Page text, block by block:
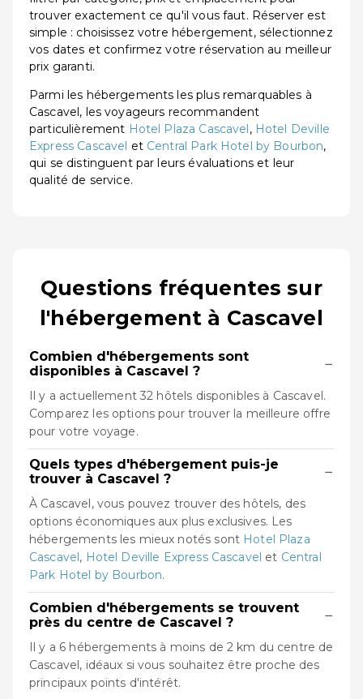
trouver exactement ce qu'il vous faut. Réserver est
simple : choisissez votre hébergement, sélectionnez
vos dates et confirmez votre réservation au meilleur
prix garanti.
Parmi les hébergements les plus remarquables à
Cascavel, les voyageurs recommandent
particulièrement Hotel Plaza Cascavel, Hotel Deville
Express Cascavel et Central Park Hotel by Bourbon,
qui se distinguent par leurs évaluations et leur
qualité de service.
Questions fréquentes sur
l'hébergement à Cascavel
Combien d'hébergements sont
disponibles à Cascavel ?
−
Il y a actuellement 32 hôtels disponibles à Cascavel.
Comparez les options pour trouver la meilleure offre
pour votre voyage.
Quels types d'hébergement puis-je
trouver à Cascavel ?
−
À Cascavel, vous pouvez trouver des hôtels, des
options économiques aux plus exclusives. Les
hébergements les mieux notés sont Hotel Plaza
Cascavel, Hotel Deville Express Cascavel et Central
Park Hotel by Bourbon.
Combien d'hébergements se trouvent
près du centre de Cascavel ?
−
Il y a 6 hébergements à moins de 2 km du centre de
Cascavel, idéaux si vous souhaitez être proche des
principaux points d'intérêt.